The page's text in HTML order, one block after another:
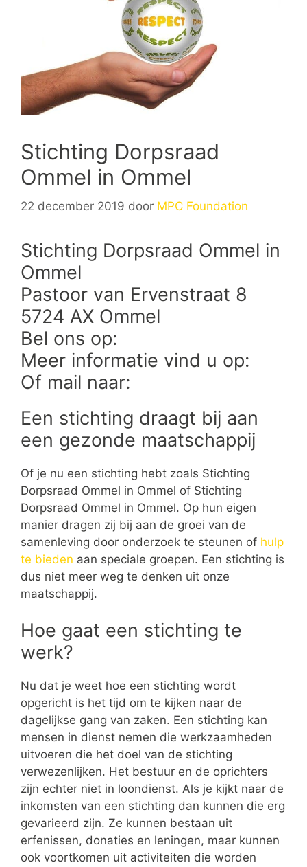
Stichting Dorpsraad
Ommel in Ommel
22 december 2019 door MPC Foundation
Stichting Dorpsraad Ommel in
Ommel
Pastoor van Ervenstraat 8
5724 AX Ommel
Bel ons op:
Meer informatie vind u op:
Of mail naar:
Een stichting draagt bij aan
een gezonde maatschappij
Of je nu een stichting hebt zoals Stichting
Dorpsraad Ommel in Ommel of Stichting
Dorpsraad Ommel in Ommel. Op hun eigen
manier dragen zij bij aan de groei van de
samenleving door onderzoek te steunen of hulp
te bieden aan speciale groepen. Een stichting is
dus niet meer weg te denken uit onze
maatschappij.
Hoe gaat een stichting te
werk?
Nu dat je weet hoe een stichting wordt
opgericht is het tijd om te kijken naar de
dagelijkse gang van zaken. Een stichting kan
mensen in dienst nemen die werkzaamheden
uitvoeren die het doel van de stichting
verwezenlijken. Het bestuur en de oprichters
zijn echter niet in loondienst. Als je kijkt naar de
inkomsten van een stichting dan kunnen die erg
gevarieerd zijn. Ze kunnen bestaan uit
erfenissen, donaties en leningen, maar kunnen
ook voortkomen uit activiteiten die worden